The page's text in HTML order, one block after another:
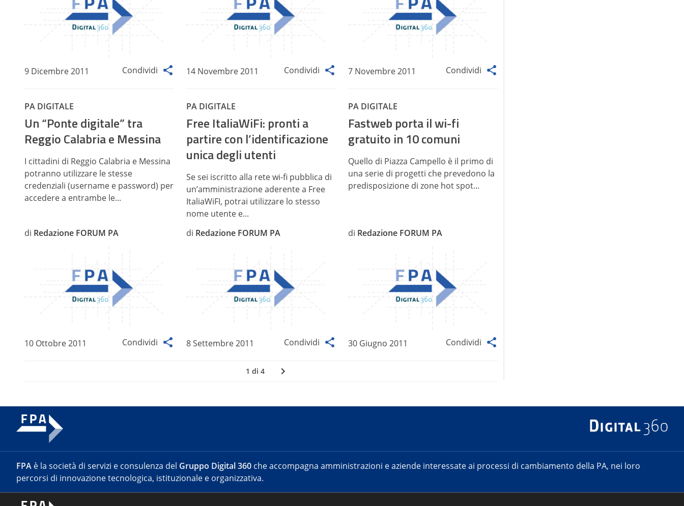
9 Dicembre 2011 Condividi 14 Novembre 2011 Condividi 7 Novembre 2011 Condividi
PA DIGITALE
Un “Ponte digitale” tra
Reggio Calabria e Messina
I cittadini di Reggio Calabria e Messina
potranno utilizzare le stesse
credenziali (username e password) per
accedere a entrambe le...
di Redazione FORUM PA
10 Ottobre 2011 Condividi
PA DIGITALE
Free ItaliaWiFi: pronti a
partire con l’identificazione
unica degli utenti
Se sei iscritto alla rete wi-fi pubblica di
un’amministrazione aderente a Free
ItaliaWiFI, potrai utilizzare lo stesso
nome utente e...
di Redazione FORUM PA
8 Settembre 2011 Condividi
PA DIGITALE
Fastweb porta il wi-fi
gratuito in 10 comuni
Quello di Piazza Campello è il primo di
una serie di progetti che prevedono la
predisposizione di zone hot spot...
di Redazione FORUM PA
30 Giugno 2011 Condividi
1 di 4
FPA è la società di servizi e consulenza del Gruppo Digital 360 che accompagna amministrazioni e aziende interessate ai processi di cambiamento della PA, nei loro
percorsi di innovazione tecnologica, istituzionale e organizzativa.